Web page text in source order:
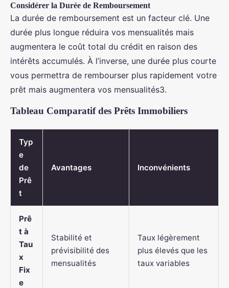
Considérer la Durée de Remboursement
La durée de remboursement est un facteur clé. Une
durée plus longue réduira vos mensualités mais
augmentera le coût total du crédit en raison des
intérêts accumulés. À l’inverse, une durée plus courte
vous permettra de rembourser plus rapidement votre
prêt mais augmentera vos mensualités3.
Tableau Comparatif des Prêts Immobiliers
Typ
e
de
Prê
t
Avantages Inconvénients
Prê
t à
Tau
x
Fix
e
Stabilité et
prévisibilité des
mensualités
Taux légèrement
plus élevés que les
taux variables